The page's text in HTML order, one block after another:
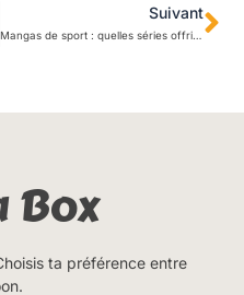
Suivant
Mangas de sport : quelles séries offrir selon la discipline préférée
Box
ta préférence entre